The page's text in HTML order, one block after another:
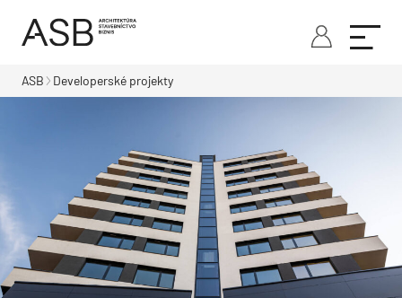
ASB Developerské projekty